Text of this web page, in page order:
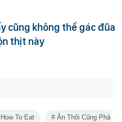
cũng không thể gác đũa
thịt này
To Eat Ăn Thôi Cũng Phải